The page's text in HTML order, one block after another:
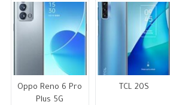
Oppo Reno 6 Pro
Plus 5G
TCL 20S